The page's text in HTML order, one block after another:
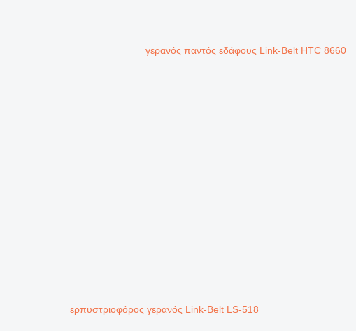
γερανός παντός εδάφους Link-Belt HTC 8660
ερπυστριοφόρος γερανός Link-Belt LS-518